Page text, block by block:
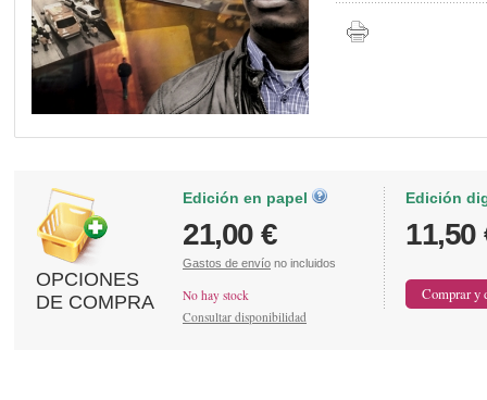
OPCIONES
DE COMPRA
Edición en papel
21,00 €
Gastos de envío no incluidos
No hay stock
Consultar disponibilidad
Edición
11,50